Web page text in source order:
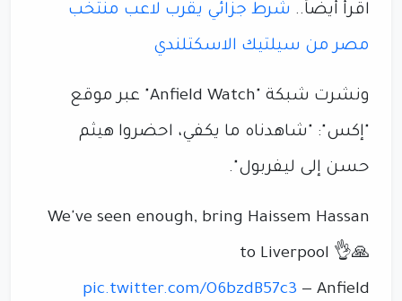
اقرأ أيضاً.. شرط جزائي يقرب لاعب منتخب
مصر من سيلتيك الاسكتلندي
ونشرت شبكة "Anfield Watch" عبر موقع
"إكس": "شاهدناه ما يكفي، احضروا هيثم
حسن إلى ليفربول".
We've seen enough, bring Haissem Hassan
to Liverpool 👌🙏
pic.twitter.com/O6bzdB57c3 — Anfield